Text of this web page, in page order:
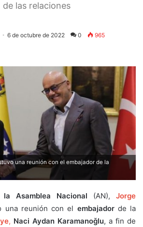
las relaciones
6 de octubre de 2022 0 965
una reunión con el embajador de la
Asamblea Nacional (AN), Jorge
una reunión con el embajadorde la
, Naci Aydan Karamanoǧlu, a fin de